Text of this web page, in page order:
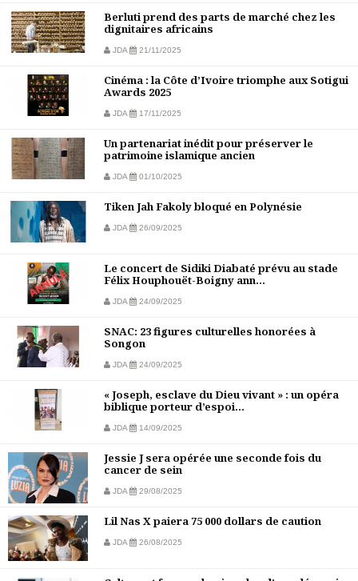
Berluti prend des parts de marché chez les
dignitaires africains
JDA 21/11/2025
Cinéma : la Côte d’Ivoire triomphe aux Sotigui
Awards 2025
JDA 17/11/2025
Un partenariat inédit pour préserver le
patrimoine islamique ancien
JDA 01/10/2025
Tiken Jah Fakoly bloqué en Polynésie
JDA 26/09/2025
Le concert de Sidiki Diabaté prévu au stade
Félix Houphouët-Boigny ann...
JDA 24/09/2025
SNAC: 23 figures culturelles honorées à
Songon
JDA 24/09/2025
« Joseph, esclave du Dieu vivant » : un opéra
biblique porteur d’espoi...
JDA 14/09/2025
Jessie J sera opérée une seconde fois du
cancer de sein
JDA 29/08/2025
Lil Nas X paiera 75 000 dollars de caution
JDA 26/08/2025